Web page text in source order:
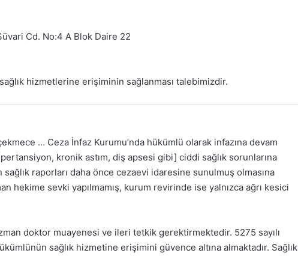
Cd. No:4 A Blok Daire 22
hizmetlerine erişiminin sağlanması talebimizdir.
… Ceza İnfaz Kurumu’nda hükümlü olarak infazına devam
kronik astım, diş apsesi gibi] ciddi sağlık sorunlarına
raporları daha önce cezaevi idaresine sunulmuş olmasına
hekime sevki yapılmamış, kurum revirinde ise yalnızca ağrı kesici
doktor muayenesi ve ileri tetkik gerektirmektedir. 5275 sayılı
sağlık hizmetine erişimini güvence altına almaktadır. Sağlık